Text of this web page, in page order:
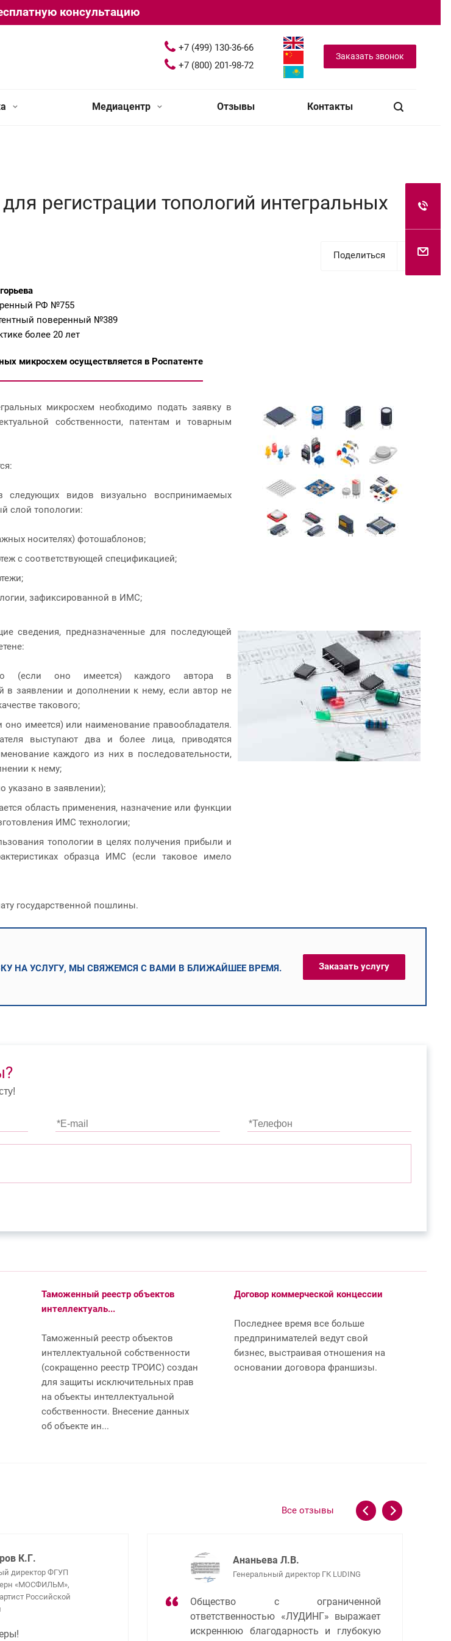
консультацию
+7 (499) 130-36-66
+7 (800) 201-98-72
Заказать звонок
Медиацентр Отзывы Контакты
регистрации топологий интегральных
Поделиться
РФ №755
поверенный №389
более 20 лет
микросхем осуществляется в Роспатенте
микросхем необходимо подать заявку в
собственности, патентам и товарным
видов визуально воспринимаемых
слой топологии:
носителях) фотошаблонов;
с соответствующей спецификацией;
зафиксированной в ИМС;
сведения, предназначенные для последующей
(если оно имеется) каждого автора в
в заявлении и дополнении к нему, если автор не
такового;
имеется) или наименование правообладателя.
выступают два и более лица, приводятся
каждого из них в последовательности,
к нему;
указано в заявлении);
область применения, назначение или функции
ИМС технологии;
топологии в целях получения прибыли и
образца ИМС (если таковое имело
государственной пошлины.
НА УСЛУГУ, МЫ СВЯЖЕМСЯ С ВАМИ В БЛИЖАЙШЕЕ ВРЕМЯ. Заказать услугу
Таможенный реестр объектов
интеллектуаль...
Таможенный реестр объектов
интеллектуальной собственности
(сокращенно реестр ТРОИС) создан
для защиты исключительных прав
на объекты интеллектуальной
собственности. Внесение данных
об объекте ин...
Договор коммерческой концессии
Последнее время все больше
предпринимателей ведут свой
бизнес, выстраивая отношения на
основании договора франшизы.
Все отзывы
К.Г.
директор ФГУП
«МОСФИЛЬМ»,
Российской
Ананьева Л.В.
Генеральный директор ГК LUDING
Общество с ограниченной
ответственностью «ЛУДИНГ» выражает
искреннюю благодарность и глубокую